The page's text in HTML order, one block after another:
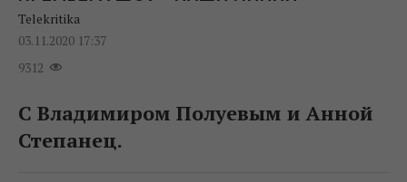
Telekritika
03.11.2020 17:37
9312
С Владимиром Полуевым и Анной
Степанец.